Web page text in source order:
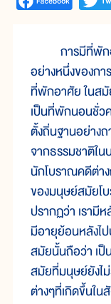
การมีที่พักอ
อย่างหนึ่งของก
ที่พักอาศัย ในสมั
เป็นที่พักนอนชั่ว
ตั้งถิ่นฐานอย่าง
จากธรรมชาติใ
นักโบราณคดีต่า
ของมนุษย์สมัยโ
ปรากฏว่า เรามี
มีอายุย้อนหลังไ
สมัยนั้นถือว่า เป็
สมัยที่มนุษย์ยังไม่
ต่างๆที่เกิดขึ้นใน